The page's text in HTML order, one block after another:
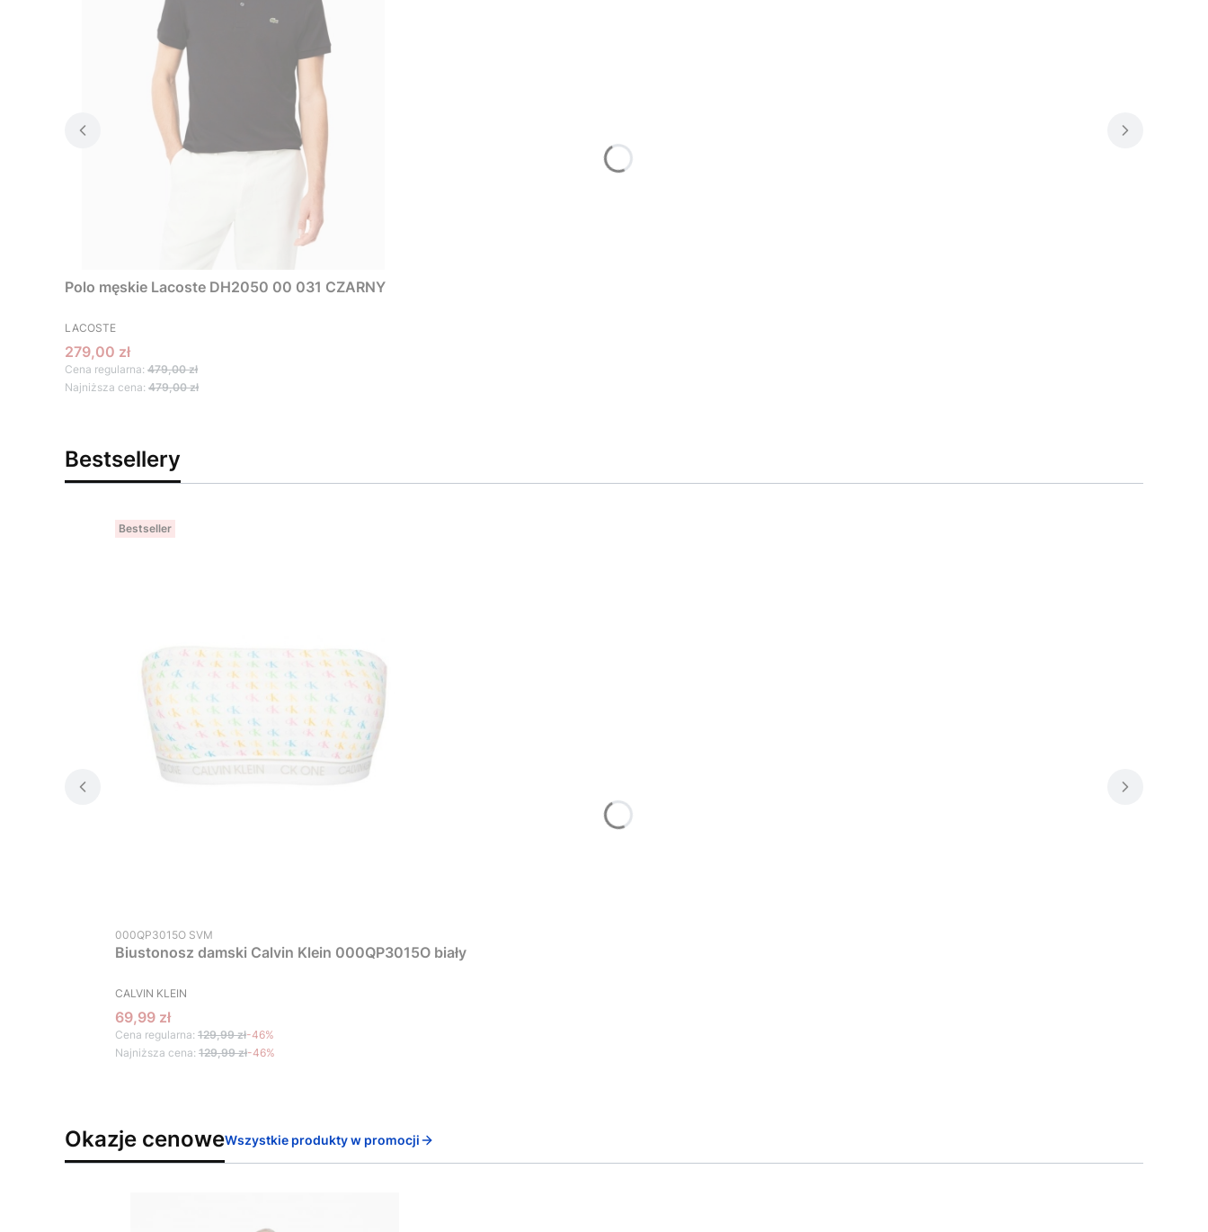
Polo męskie Lacoste DH2050 00 031 CZARNY
PRODUCENT
LACOSTE
Cena promocyjna
279,00 zł
Cena regularna: 479,00 zł
Najniższa cena: 479,00 zł
Bestsellery
Bestseller
Kod produktu
000QP3015O SVM
Biustonosz damski Calvin Klein 000QP3015O biały
PRODUCENT
CALVIN KLEIN
Cena promocyjna
69,99 zł
Cena regularna: 129,99 zł-46%
Najniższa cena: 129,99 zł-46%
Okazje cenoweWszystkie produkty w promocji